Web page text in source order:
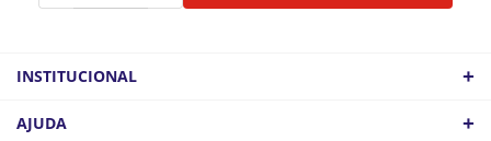
INSTITUCIONAL +
AJUDA +